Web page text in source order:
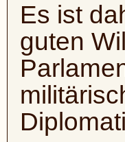
Es ist
guten